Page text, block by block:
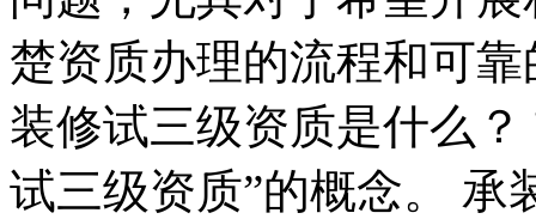
楚资质办理的流程和可
装修试三级资质是什么
试三级资质”的概念。 承